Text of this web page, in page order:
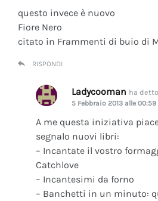
questo invece è nuovo
Fiore Nero
citato in Frammenti di buio di
RISPONDI
Ladycooman ha
5 Febbraio 2013 alle 00:59
A me questa iniziativa
segnalo nuovi libri:
– Incantate il vostro
Catchlove
– Incantesimi da forno
– Banchetti in un minuto: